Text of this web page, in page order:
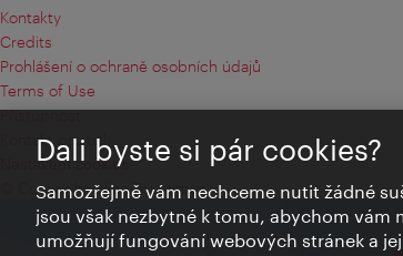
Kontakty
Credits
Prohlášení o ochraně osobních údajů
Terms of Use
Přístupnost
Kontakt pro tisk
Nastavení cookies
© Copyright Wien Tourismus
Dali byste si pár cookies?
Samozřejmě vám nechceme nutit žádné
jsou však nezbytné k tomu, abychom vám
umožňují fungování webových stránek a